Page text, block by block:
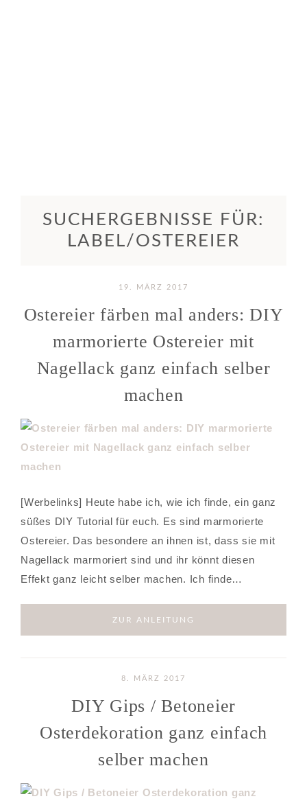
SUCHERGEBNISSE FÜR:
LABEL/OSTEREIER
19. MÄRZ 2017
Ostereier färben mal anders: DIY
marmorierte Ostereier mit
Nagellack ganz einfach selber
machen
[Werbelinks] Heute habe ich, wie ich finde, ein ganz
süßes DIY Tutorial für euch. Es sind marmorierte
Ostereier. Das besondere an ihnen ist, dass sie mit
Nagellack marmoriert sind und ihr könnt diesen
Effekt ganz leicht selber machen. Ich finde…
ZUR ANLEITUNG
8. MÄRZ 2017
DIY Gips / Betoneier
Osterdekoration ganz einfach
selber machen